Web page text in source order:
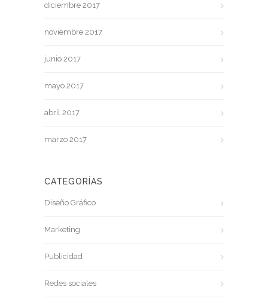
diciembre 2017
noviembre 2017
junio 2017
mayo 2017
abril 2017
marzo 2017
CATEGORÍAS
Diseño Gráfico
Marketing
Publicidad
Redes sociales